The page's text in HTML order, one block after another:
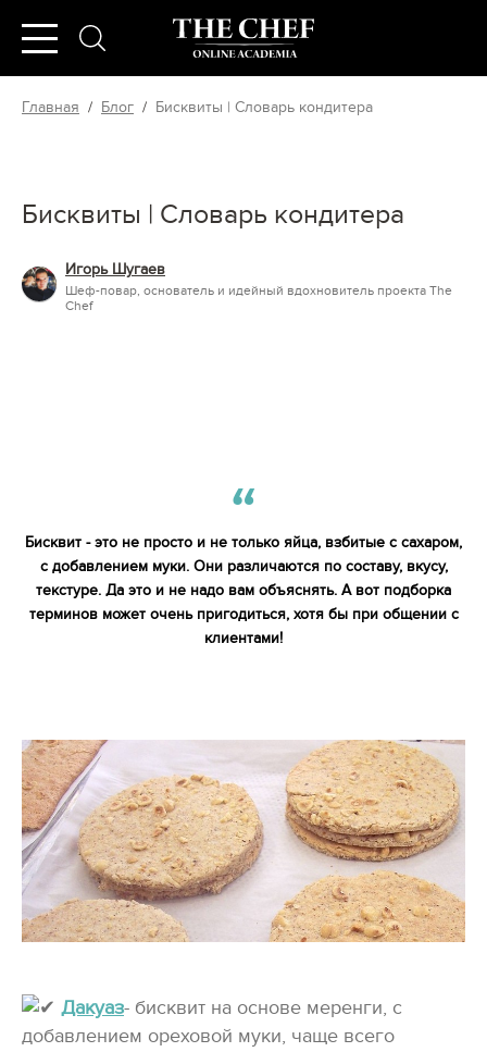
Главная / Блог / Бисквиты | Словарь кондитера
Бисквиты | Словарь кондитера
Игорь Шугаев
Шеф-повар, основатель и идейный вдохновитель проекта The
Chef
Бисквит - это не просто и не только яйца, взбитые с сахаром,
с добавлением муки. Они различаются по составу, вкусу,
текстуре. Да это и не надо вам объяснять. А вот подборка
терминов может очень пригодиться, хотя бы при общении с
клиентами!
Дакуаз- бисквит на основе меренги, с
добавлением ореховой муки, чаще всего